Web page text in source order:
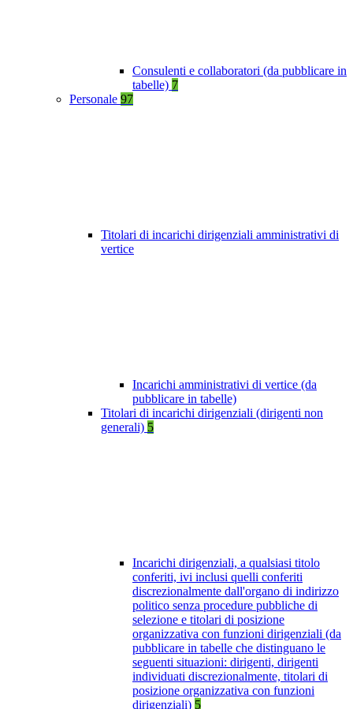
Consulenti e collaboratori (da pubblicare in
tabelle) 7
Personale 97
Titolari di incarichi dirigenziali amministrativi di
vertice
Incarichi amministrativi di vertice (da
pubblicare in tabelle)
Titolari di incarichi dirigenziali (dirigenti non
generali) 5
Incarichi dirigenziali, a qualsiasi titolo
conferiti, ivi inclusi quelli conferiti
discrezionalmente dall'organo di indirizzo
politico senza procedure pubbliche di
selezione e titolari di posizione
organizzativa con funzioni dirigenziali (da
pubblicare in tabelle che distinguano le
seguenti situazioni: dirigenti, dirigenti
individuati discrezionalmente, titolari di
posizione organizzativa con funzioni
dirigenziali) 5